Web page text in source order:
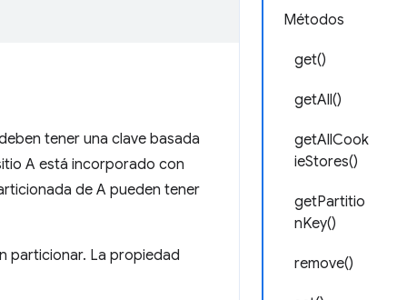
Métodos
get()
getAll()
getAllCook
ieStores()
getPartitio
nKey()
remove()
tener una clave basada
A está incorporado con
de A pueden tener
particionar. La propiedad